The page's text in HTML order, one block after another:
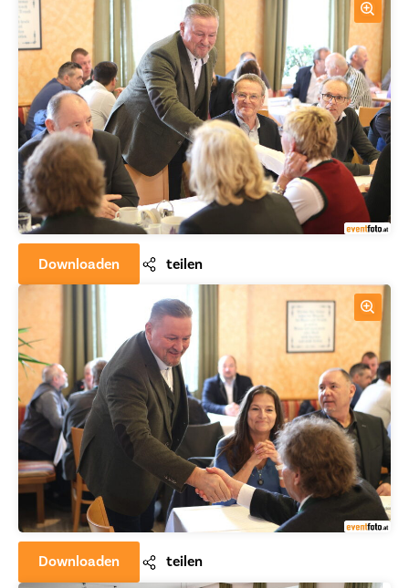
Downloaden teilen
Downloaden teilen